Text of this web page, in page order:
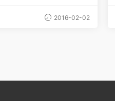
2016-02-02